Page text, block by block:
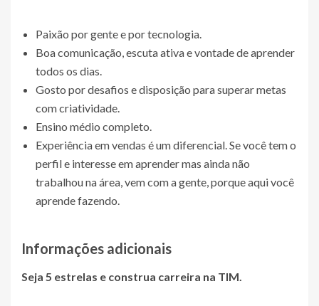
Paixão por gente e por tecnologia.
Boa comunicação, escuta ativa e vontade de aprender
todos os dias.
Gosto por desafios e disposição para superar metas
com criatividade.
Ensino médio completo.
Experiência em vendas é um diferencial. Se você tem o
perfil e interesse em aprender mas ainda não
trabalhou na área, vem com a gente, porque aqui você
aprende fazendo.
Informações adicionais
Seja 5 estrelas e construa carreira na TIM.